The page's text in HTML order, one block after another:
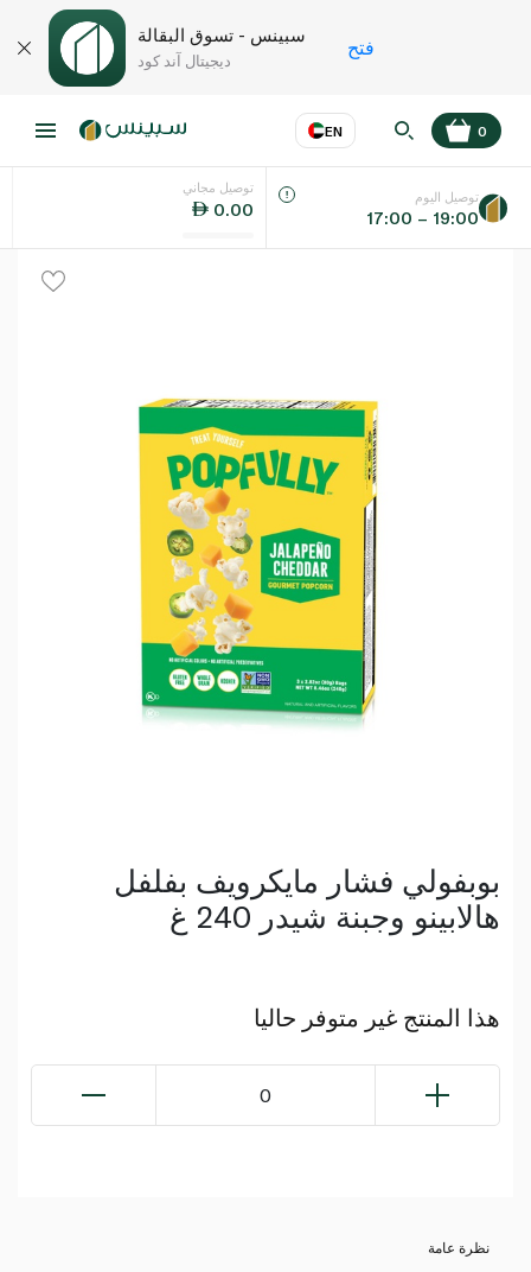
سبينس - تسوق البقالة
ديجيتال آند كود
فتح
EN
اللغة عر
0
توصيل مجاني
0.00
توصيل اليوم
17:00 – 19:00
بوبفولي فشار مايكرويف بفلفل
هالابينو وجبنة شيدر 240 غ
هذا المنتج غير متوفر حاليا
0
نظرة عامة